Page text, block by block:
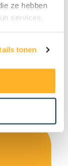
ze hebben
services.
tonen